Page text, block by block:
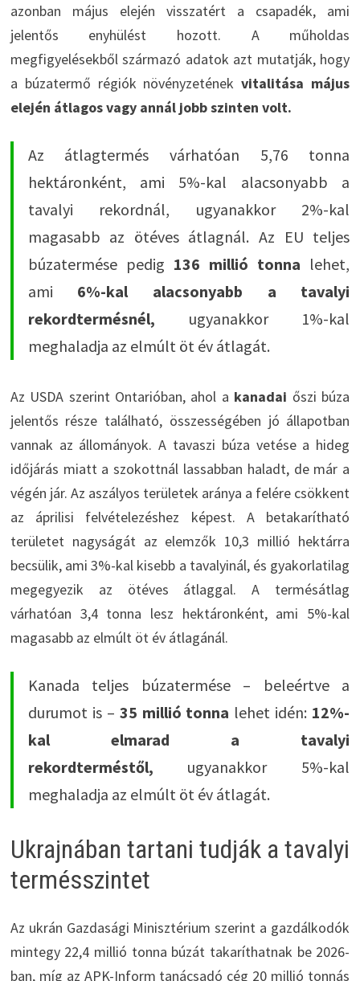
azonban május elején visszatért a csapadék, ami
jelentős enyhülést hozott. A műholdas
megfigyelésekből származó adatok azt mutatják, hogy
a búzatermő régiók növényzetének vitalitása május
elején átlagos vagy annál jobb szinten volt.
Az átlagtermés várhatóan 5,76 tonna
hektáronként, ami 5%-kal alacsonyabb a
tavalyi rekordnál, ugyanakkor 2%-kal
magasabb az ötéves átlagnál. Az EU teljes
búzatermése pedig 136 millió tonna lehet,
ami 6%-kal alacsonyabb a tavalyi
rekordtermésnél, ugyanakkor 1%-kal
meghaladja az elmúlt öt év átlagát.
Az USDA szerint Ontarióban, ahol a kanadai őszi búza
jelentős része található, összességében jó állapotban
vannak az állományok. A tavaszi búza vetése a hideg
időjárás miatt a szokottnál lassabban haladt, de már a
végén jár. Az aszályos területek aránya a felére csökkent
az áprilisi felvételezéshez képest. A betakarítható
területet nagyságát az elemzők 10,3 millió hektárra
becsülik, ami 3%-kal kisebb a tavalyinál, és gyakorlatilag
megegyezik az ötéves átlaggal. A termésátlag
várhatóan 3,4 tonna lesz hektáronként, ami 5%-kal
magasabb az elmúlt öt év átlagánál.
Kanada teljes búzatermése – beleértve a
durumot is – 35 millió tonna lehet idén: 12%-
kal elmarad a tavalyi
rekordterméstől, ugyanakkor 5%-kal
meghaladja az elmúlt öt év átlagát.
Ukrajnában tartani tudják a tavalyi
termésszintet
Az ukrán Gazdasági Minisztérium szerint a gazdálkodók
mintegy 22,4 millió tonna búzát takaríthatnak be 2026-
ban, míg az APK-Inform tanácsadó cég 20 millió tonnás